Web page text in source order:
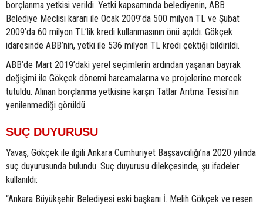
borçlanma yetkisi verildi. Yetki kapsamında belediyenin, ABB
Belediye Meclisi kararı ile Ocak 2009’da 500 milyon TL ve Şubat
2009’da 60 milyon TL’lik kredi kullanmasının önü açıldı. Gökçek
idaresinde ABB’nin, yetki ile 536 milyon TL kredi çektiği bildirildi.
ABB’de Mart 2019’daki yerel seçimlerin ardından yaşanan bayrak
değişimi ile Gökçek dönemi harcamalarına ve projelerine mercek
tutuldu. Alınan borçlanma yetkisine karşın Tatlar Arıtma Tesisi'nin
yenilenmediği görüldü.
SUÇ DUYURUSU
Yavaş, Gökçek ile ilgili Ankara Cumhuriyet Başsavcılığı’na 2020 yılında
suç duyurusunda bulundu. Suç duyurusu dilekçesinde, şu ifadeler
kullanıldı:
“Ankara Büyükşehir Belediyesi eski başkanı İ. Melih Gökçek ve resen